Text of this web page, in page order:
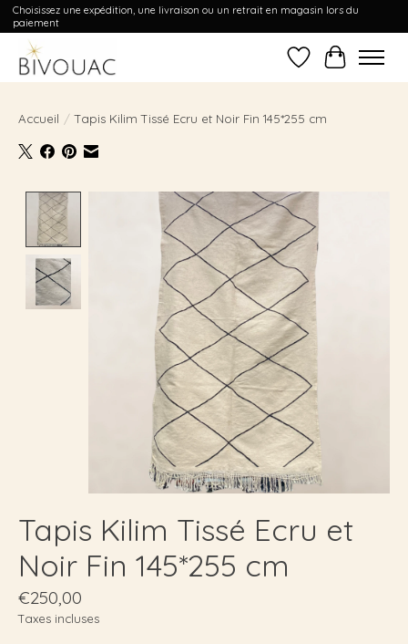
Choisissez une expédition, une livraison ou un retrait en magasin lors du
paiement
Liste dePanier
Accueil / Tapis Kilim Tissé Ecru et Noir Fin 145*255 cm
Product image slideshow Items
Tapis Kilim Tissé Ecru et
Noir Fin 145*255 cm
€250,00
Taxes incluses